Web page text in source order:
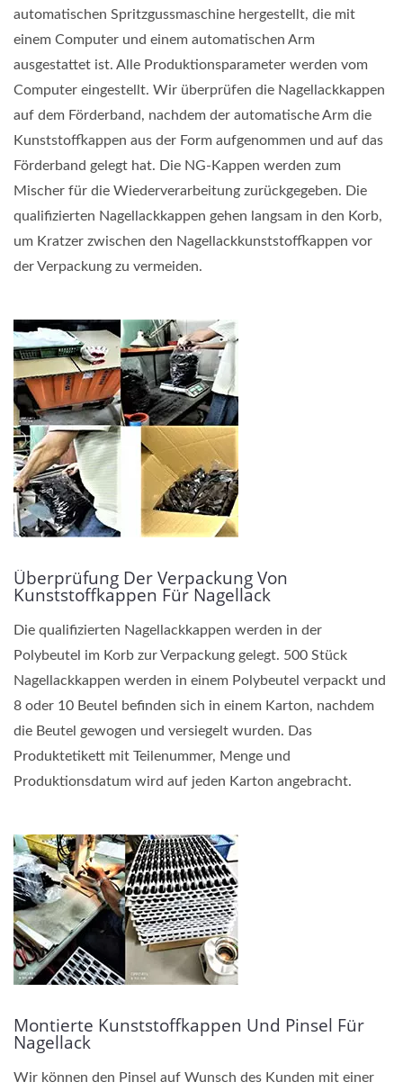
automatischen Spritzgussmaschine hergestellt, die mit
einem Computer und einem automatischen Arm
ausgestattet ist. Alle Produktionsparameter werden vom
Computer eingestellt. Wir überprüfen die Nagellackkappen
auf dem Förderband, nachdem der automatische Arm die
Kunststoffkappen aus der Form aufgenommen und auf das
Förderband gelegt hat. Die NG-Kappen werden zum
Mischer für die Wiederverarbeitung zurückgegeben. Die
qualifizierten Nagellackkappen gehen langsam in den Korb,
um Kratzer zwischen den Nagellackkunststoffkappen vor
der Verpackung zu vermeiden.
Überprüfung Der Verpackung Von
Kunststoffkappen Für Nagellack
Die qualifizierten Nagellackkappen werden in der
Polybeutel im Korb zur Verpackung gelegt. 500 Stück
Nagellackkappen werden in einem Polybeutel verpackt und
8 oder 10 Beutel befinden sich in einem Karton, nachdem
die Beutel gewogen und versiegelt wurden. Das
Produktetikett mit Teilenummer, Menge und
Produktionsdatum wird auf jeden Karton angebracht.
Montierte Kunststoffkappen Und Pinsel Für
Nagellack
Wir können den Pinsel auf Wunsch des Kunden mit einer